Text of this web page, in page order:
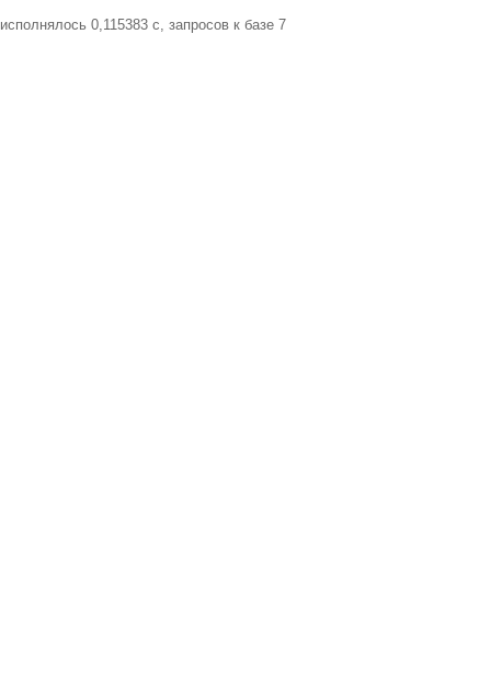
исполнялось 0,115383 c, запросов к базе 7